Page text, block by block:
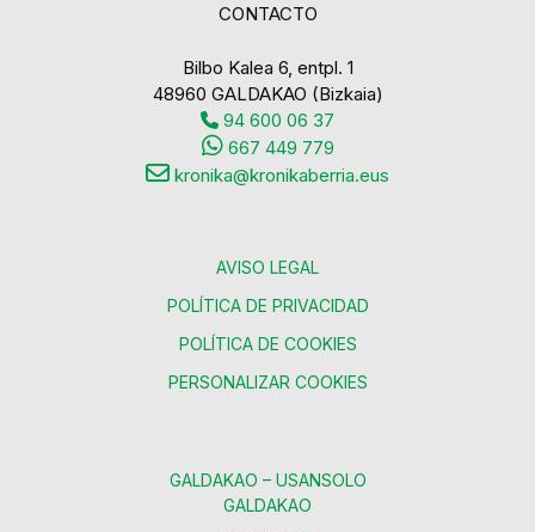
CONTACTO
Bilbo Kalea 6, entpl. 1
48960 GALDAKAO (Bizkaia)
94 600 06 37
667 449 779
kronika@kronikaberria.eus
AVISO LEGAL
POLÍTICA DE PRIVACIDAD
POLÍTICA DE COOKIES
PERSONALIZAR COOKIES
GALDAKAO – USANSOLO
GALDAKAO